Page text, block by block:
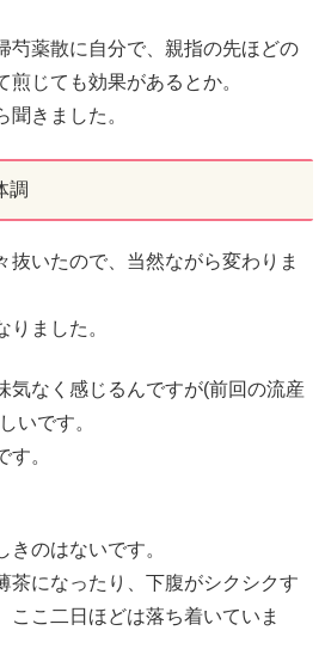
芍薬散に自分で、親指の先ほどの
煎じても効果があるとか。
きました。
調
抜いたので、当然ながら変わりま
ました。
気なく感じるんですが(前回の流産
いです。
。
のはないです。
茶になったり、下腹がシクシクす
ここ二日ほどは落ち着いていま